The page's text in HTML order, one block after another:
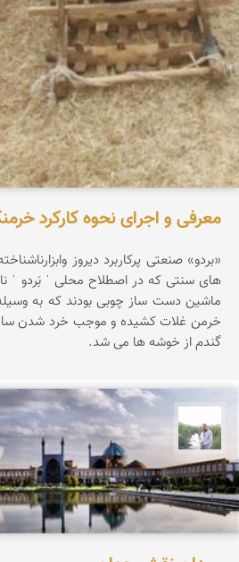
معرفی و اجرای نحوه کارکرد
«بردو» صنعتی پرکاربرد دیروز
های سنتی که در اصطلاح محلی ˈ بَردو ˈ
ماشین دست ساز چوبی بودند که به وسیله
خرمن غلات کشیده و موجب خرد شدن
گندم از خوشه ها می شد.
مهرداد زینلیان